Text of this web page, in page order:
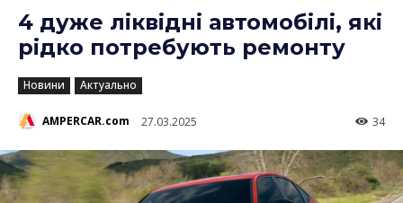
4 дуже ліквідні автомобілі, які
рідко потребують ремонту
Новини Актуально
AMPERCAR.com 27.03.2025 34